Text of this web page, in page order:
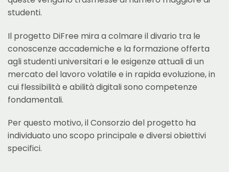
studenti.
Il progetto DiFree mira a colmare il divario tra le
conoscenze accademiche e la formazione offerta
agli studenti universitari e le esigenze attuali di un
mercato del lavoro volatile e in rapida evoluzione, in
cui flessibilità e abilità digitali sono competenze
fondamentali.
Per questo motivo, il Consorzio del progetto ha
individuato uno scopo principale e diversi obiettivi
specifici.